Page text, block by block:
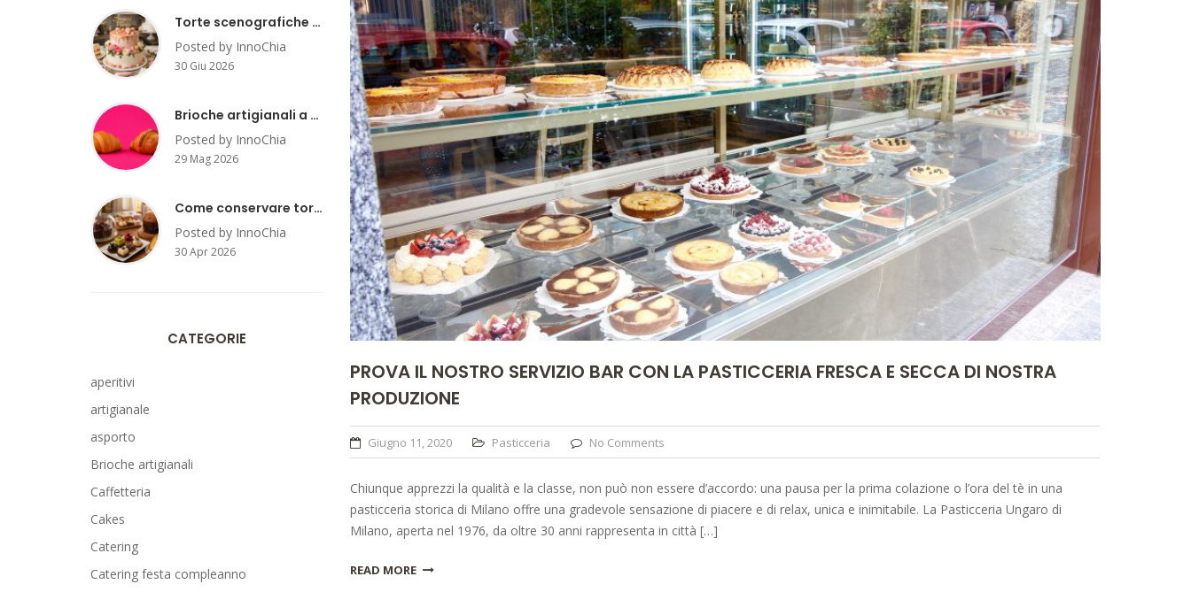
PROVA IL NOSTRO SERVIZIO BAR CON LA PASTICCERIA FRESCA E SECCA DI NOSTRA
PRODUZIONE
Giugno 11, 2020 Pasticceria No Comments
Chiunque apprezzi la qualità e la classe, non può non essere d’accordo: una pausa per la prima colazione o l’ora del tè in una
pasticceria storica di Milano offre una gradevole sensazione di piacere e di relax, unica e inimitabile. La Pasticceria Ungaro di
Milano, aperta nel 1976, da oltre 30 anni rappresenta in città […]
READ MORE
Torte scenografiche per compleanno: trend e idee
Posted by InnoChia
30 Giu 2026
Brioche artigianali a Milano: dove assaggiarle?
Posted by InnoChia
29 Mag 2026
Come conservare torte, mignon e panettoni artigianali a casa
Posted by InnoChia
30 Apr 2026
CATEGORIE
aperitivi
artigianale
asporto
Brioche artigianali
Caffetteria
Cakes
Catering
Catering festa compleanno